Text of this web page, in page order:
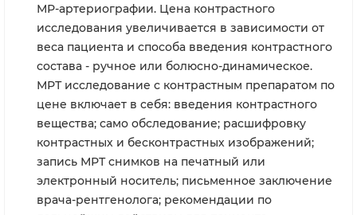
МР-артериографии. Цена контрастного
исследования увеличивается в зависимости от
веса пациента и способа введения контрастного
состава - ручное или болюсно-динамическое.
МРТ исследование с контрастным препаратом по
цене включает в себя: введения контрастного
вещества; само обследование; расшифровку
контрастных и бесконтрастных изображений;
запись МРТ снимков на печатный или
электронный носитель; письменное заключение
врача-рентгенолога; рекомендации по